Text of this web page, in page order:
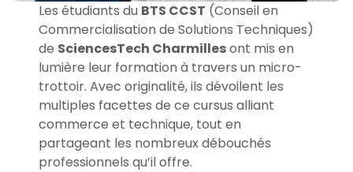
Les étudiants du BTS CCST (Conseil en
Commercialisation de Solutions Techniques)
de SciencesTech Charmillesont mis en
lumière leur formation à travers un micro-
trottoir. Avec originalité, ils dévoilent les
multiples facettes de ce cursus alliant
commerce et technique, tout en
partageant les nombreux débouchés
professionnels qu’il offre.